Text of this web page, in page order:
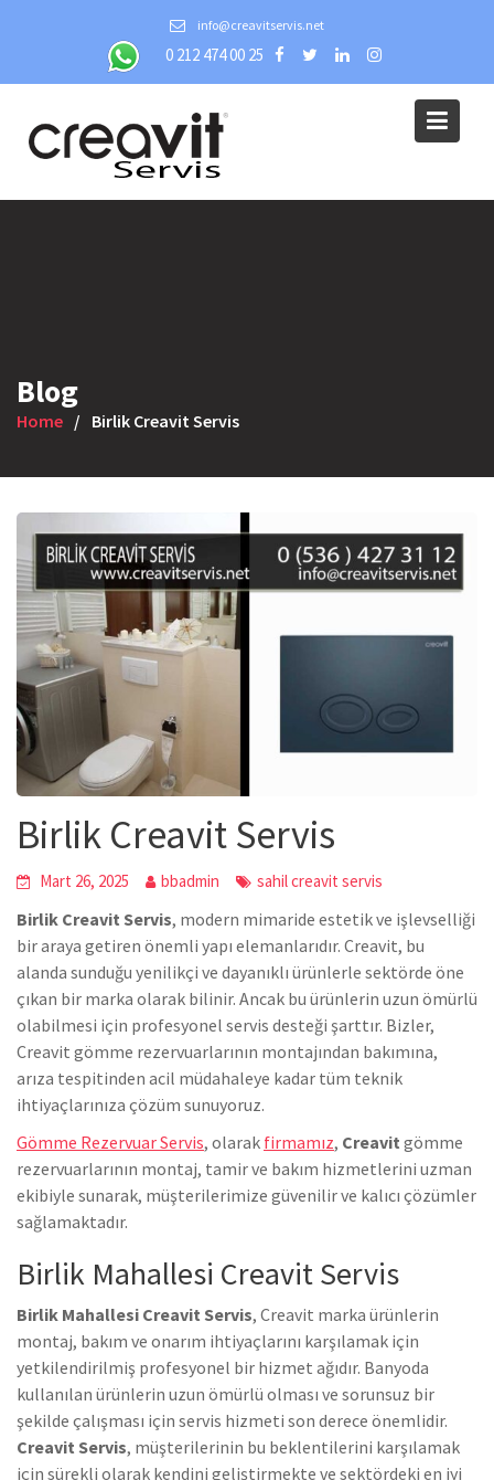
info@creavitservis.net
0 212 474 00 25
Blog
Home Birlik Creavit Servis
Birlik Creavit Servis
Mart 26, 2025 bbadmin sahil creavit servis
Birlik Creavit Servis, modern mimaride estetik ve işlevselliği
bir araya getiren önemli yapı elemanlarıdır. Creavit, bu
alanda sunduğu yenilikçi ve dayanıklı ürünlerle sektörde öne
çıkan bir marka olarak bilinir. Ancak bu ürünlerin uzun ömürlü
olabilmesi için profesyonel servis desteği şarttır. Bizler,
Creavit gömme rezervuarlarının montajından bakımına,
arıza tespitinden acil müdahaleye kadar tüm teknik
ihtiyaçlarınıza çözüm sunuyoruz.
Gömme Rezervuar Servis, olarak firmamız, Creavit gömme
rezervuarlarının montaj, tamir ve bakım hizmetlerini uzman
ekibiyle sunarak, müşterilerimize güvenilir ve kalıcı çözümler
sağlamaktadır.
Birlik Mahallesi Creavit Servis
Birlik Mahallesi Creavit Servis, Creavit marka ürünlerin
montaj, bakım ve onarım ihtiyaçlarını karşılamak için
yetkilendirilmiş profesyonel bir hizmet ağıdır. Banyoda
kullanılan ürünlerin uzun ömürlü olması ve sorunsuz bir
şekilde çalışması için servis hizmeti son derece önemlidir.
Creavit Servis, müşterilerinin bu beklentilerini karşılamak
için sürekli olarak kendini geliştirmekte ve sektördeki en iyi